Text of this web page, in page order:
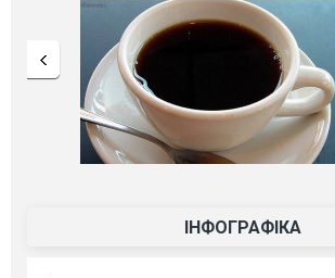
ІНФОГРАФІКА